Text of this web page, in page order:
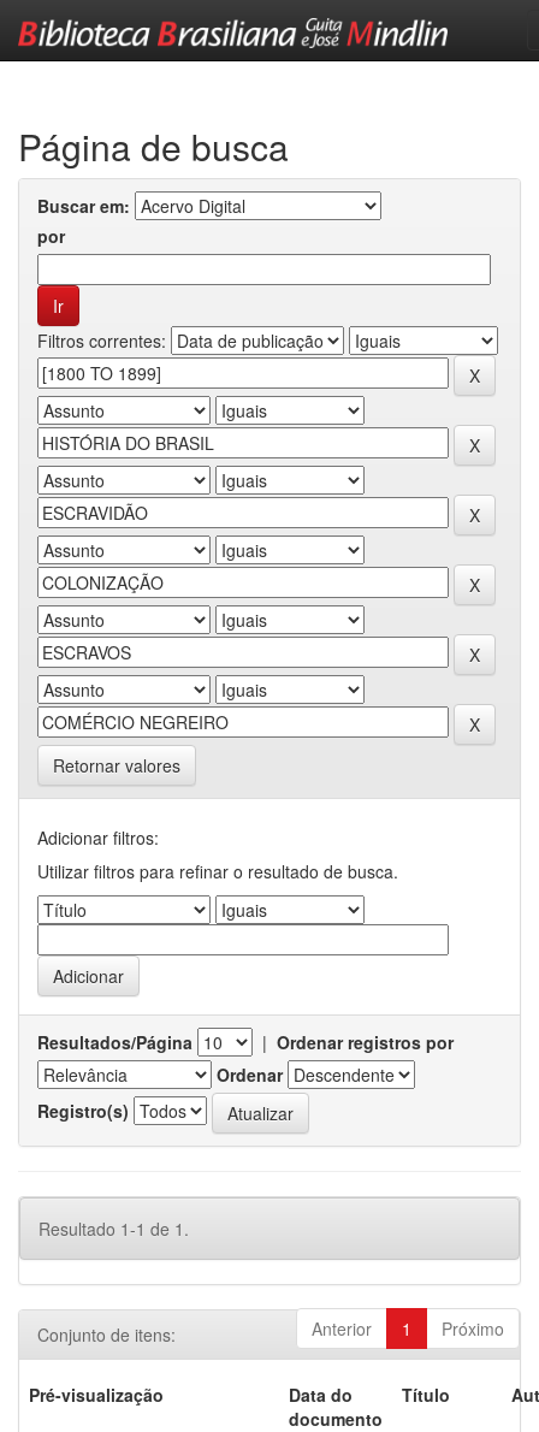
Página de busca
Buscar em:
por
Filtros correntes:
Retornar valores
Adicionar filtros:
Utilizar filtros para refinar o resultado de busca.
Resultados/Página | Ordenar registros por
Ordenar
Registro(s)
Resultado 1-1 de 1.
Anterior 1 Próximo
Conjunto de itens:
Pré-visualização
Data do
documento
Título